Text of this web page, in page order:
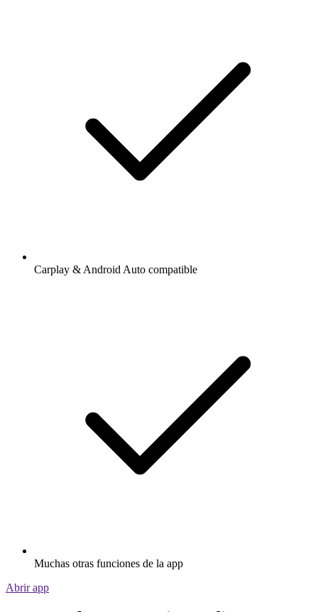
Carplay & Android Auto compatible
Muchas otras funciones de la app
Abrir app